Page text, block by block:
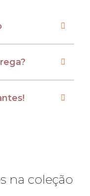
na coleção